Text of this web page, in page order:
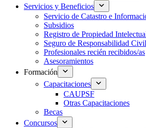
Servicios y Beneficios
Servicio de Catastro e
Subsidios
Registro de Propiedad
Seguro de Responsabilidad Civil
Profesionales recién recibidos/as
Asesoramientos
Formación
Capacitaciones
CAUPSF
Otras Capacitaciones
Becas
Concursos